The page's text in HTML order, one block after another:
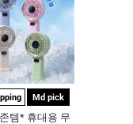
Md pick
템* 휴대용 무